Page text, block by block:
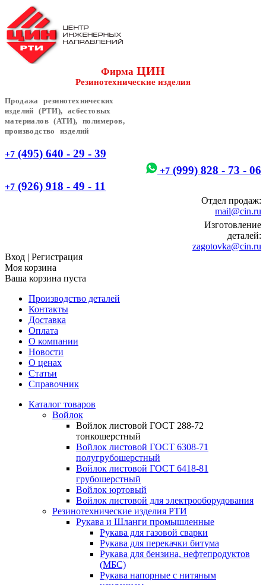
Фирма ЦИН
Резинотехнические изделия
Продажа резинотехнических
изделий (РТИ), асбестовых
материалов (АТИ), полимеров,
производство изделий
+7 (495) 640 - 29 - 39
+7 (999) 828 - 73 - 06
+7 (926) 918 - 49 - 11
Отдел продаж:
mail@cin.ru
Изготовление
деталей:
zagotovka@cin.ru
Вход | Регистрация
Моя корзина
Ваша корзина пуста
Производство деталей
Контакты
Доставка
Оплата
О компании
Новости
О ценах
Статьи
Справочник
Каталог товаров
Войлок
Войлок листовой ГОСТ 288-72
тонкошерстный
Войлок листовой ГОСТ 6308-71
полугрубошерстный
Войлок листовой ГОСТ 6418-81
грубошерстный
Войлок юртовый
Войлок листовой для электрооборудования
Резинотехнические изделия РТИ
Рукава и Шланги промышленные
Рукава для газовой сварки
Рукава для перекачки битума
Рукава для бензина, нефтепродуктов
(МБС)
Рукава напорные с нитяным